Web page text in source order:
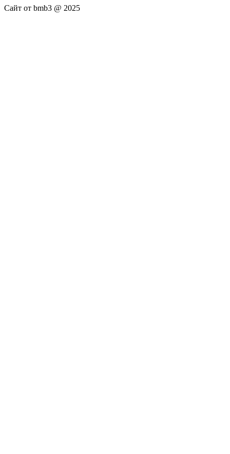
Сайт от bmb3 @ 2025